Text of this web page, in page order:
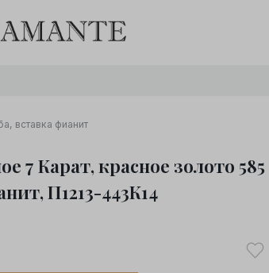
0 : 0 0
вставка фианит
7 Карат, красное золото 585
П1213-443К14